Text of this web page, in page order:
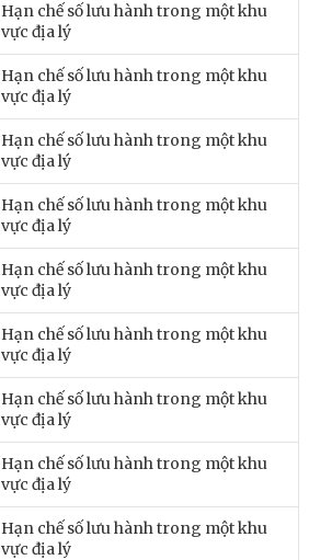
Hạn chế số lưu hành trong một khu
vực địa lý
Hạn chế số lưu hành trong một khu
vực địa lý
Hạn chế số lưu hành trong một khu
vực địa lý
Hạn chế số lưu hành trong một khu
vực địa lý
Hạn chế số lưu hành trong một khu
vực địa lý
Hạn chế số lưu hành trong một khu
vực địa lý
Hạn chế số lưu hành trong một khu
vực địa lý
Hạn chế số lưu hành trong một khu
vực địa lý
Hạn chế số lưu hành trong một khu
vực địa lý